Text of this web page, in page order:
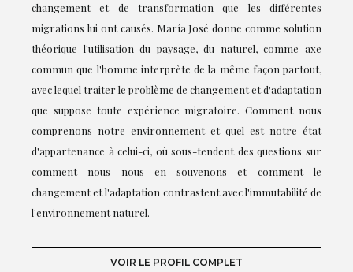
changement et de transformation que les différentes
migrations lui ont causés. María José donne comme solution
théorique l'utilisation du paysage, du naturel, comme axe
commun que l'homme interprète de la même façon partout,
avec lequel traiter le problème de changement et d'adaptation
que suppose toute expérience migratoire. Comment nous
comprenons notre environnement et quel est notre état
d'appartenance à celui-ci, où sous-tendent des questions sur
comment nous nous en souvenons et comment le
changement et l'adaptation contrastent avec l'immutabilité de
l'environnement naturel.
VOIR LE PROFIL COMPLET